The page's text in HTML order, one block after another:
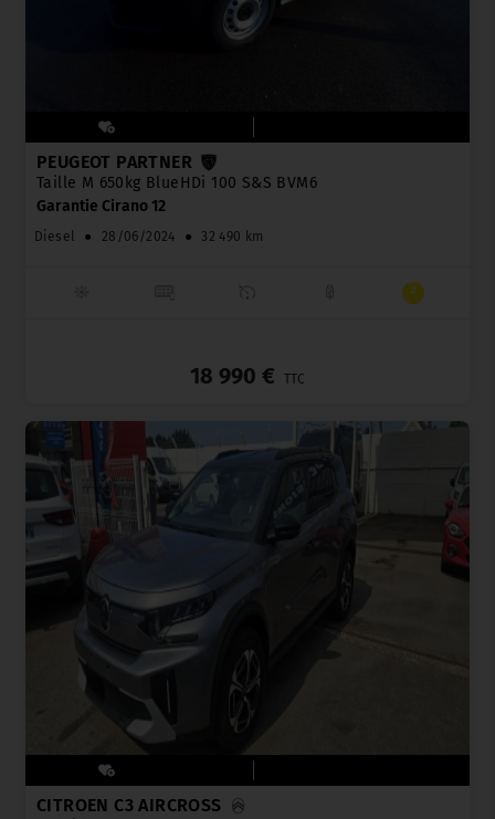
PEUGEOT PARTNER
Taille M 650kg BlueHDi 100 S&S BVM6
Garantie Cirano 12
Diesel ● 28/06/2024 ● 32 490 km
18 990 € TTC
CITROËN C3 AIRCROSS